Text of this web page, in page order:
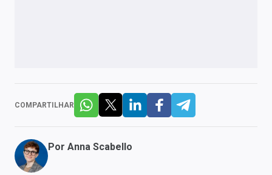
COMPARTILHAR
Por Anna Scabello